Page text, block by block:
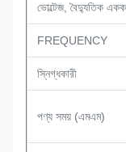
ভোল্টেজ, বৈদ্যুতিক একক
FREQUENCY
স্নিগ্ধকারী
পণ্য সময় (এমএম)